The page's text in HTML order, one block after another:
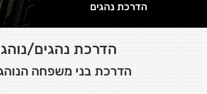
הדרכת נהגים
הדרכת נהגים/
הדרכת בני משפחה